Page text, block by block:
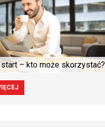
start – kto może skorzystać?